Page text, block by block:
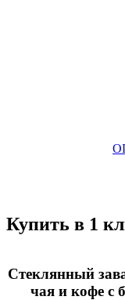
Купить в 1
Стеклянный
чая и кофе с